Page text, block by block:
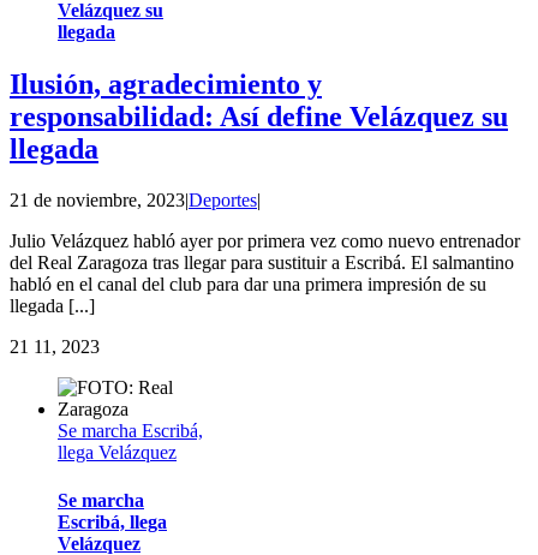
Velázquez su
llegada
Ilusión, agradecimiento y
responsabilidad: Así define Velázquez su
llegada
21 de noviembre, 2023|Deportes|
Julio Velázquez habló ayer por primera vez como nuevo entrenador
del Real Zaragoza tras llegar para sustituir a Escribá. El salmantino
habló en el canal del club para dar una primera impresión de su
llegada [...]
21 11, 2023
Se marcha Escribá,
llega Velázquez
Se marcha
Escribá, llega
Velázquez